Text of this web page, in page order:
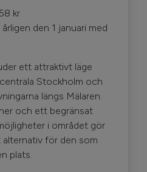
kr
den 1 januari med
ett attraktivt läge
Stockholm och
längs Mälaren.
och ett begränsat
i området gör
för den som
plats.